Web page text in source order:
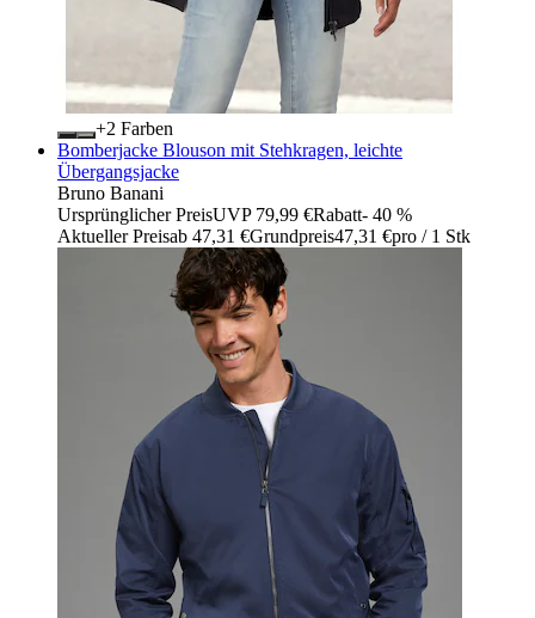
+
Farben
Bomberjacke Blouson mit Stehkragen, leichte
Übergangsjacke
Bruno Banani
Ursprünglicher PreisUVP 79,99 €Rabatt- 40 %
Aktueller Preisab 47,31 €Grundpreis47,31 €pro / 1 Stk